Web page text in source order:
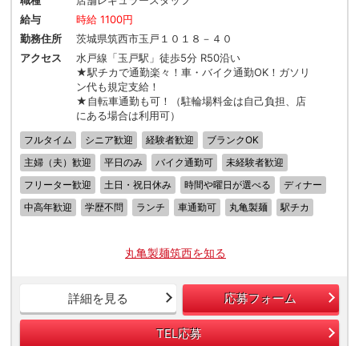
給与
時給 1100円
勤務住所
茨城県筑西市玉戸１０１８－４０
アクセス
水戸線「玉戸駅」徒歩5分 R50沿い
★駅チカで通勤楽々！車・バイク通勤OK！ガソリ
ン代も規定支給！
★自転車通勤も可！（駐輪場料金は自己負担、店
にある場合は利用可）
フルタイム シニア歓迎 経験者歓迎
ブランクOK
主婦（夫）歓迎
平日のみ バイク通勤可
未経験者歓迎
フリーター歓迎
土日・祝日休み 時間や曜日が選べる
ディナー
中高年歓迎
学歴不問 ランチ 車通勤可 丸亀製麺 駅チカ
丸亀製麺筑西を知る
詳細を見る 応募フォーム
TEL応募